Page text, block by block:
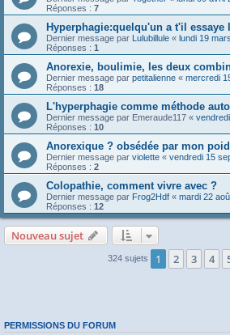
Réponses : 7
Hyperphagie:quelqu'un a t'il essaye
Dernier message par Lulubillule « lundi 19
Réponses : 1
Anorexie, boulimie, les deux
Dernier message par petitalienne « mercredi
Réponses : 18
L'hyperphagie comme méthode
Dernier message par Emeraude117 «
Réponses : 10
Anorexique ? obsédée par mon
Dernier message par violette « vendredi 15
Réponses : 2
Colopathie, comment vivre avec ?
Dernier message par Frog2Hdf « mardi 22
Réponses : 12
Nouveau sujet
324 sujets 1 2 3 4
PERMISSIONS DU FORUM